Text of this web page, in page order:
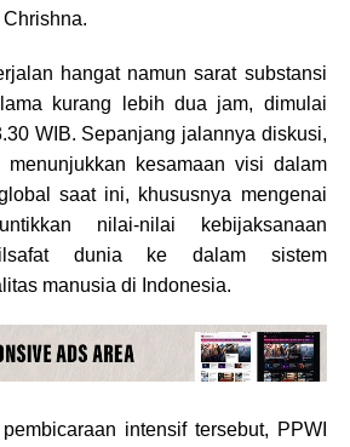
hangat namun sarat substansi
kurang lebih dua jam, dimulai
WIB. Sepanjang jalannya diskusi,
kesamaan visi dalam
saat ini, khususnya mengenai
nilai-nilai kebijaksanaan
dunia ke dalam sistem
manusia di Indonesia.
intensif tersebut, PPWI